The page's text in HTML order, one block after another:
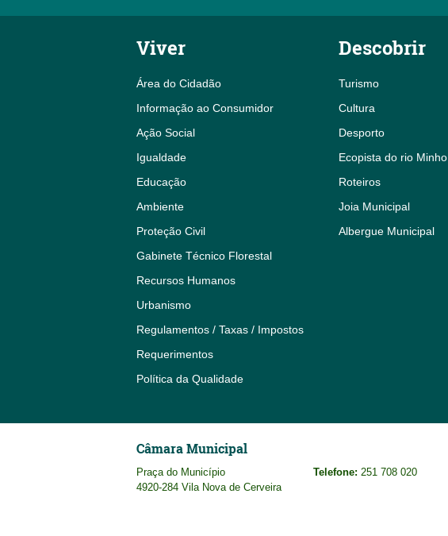
Viver
Área do Cidadão
Informação ao Consumidor
Ação Social
Igualdade
Educação
Ambiente
Proteção Civil
Gabinete Técnico Florestal
Recursos Humanos
Urbanismo
Regulamentos / Taxas / Impostos
Requerimentos
Política da Qualidade
Descobrir
Turismo
Cultura
Desporto
Ecopista do rio Minho
Roteiros
Joia Municipal
Albergue Municipal
Câmara Municipal
Praça do Município
4920-284 Vila Nova de Cerveira
Telefone: 251 708 020